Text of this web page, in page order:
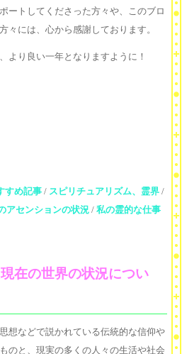
ートしてくださった方々や、このブロ
々には、心から感謝しております。
より良い一年となりますように！
すめ記事 / スピリチュアリズム、霊界 /
アセンションの状況 / 私の霊的な仕事
在の世界の状況につい
想などで説かれている伝統的な信仰や
のと、現実の多くの人々の生活や社会